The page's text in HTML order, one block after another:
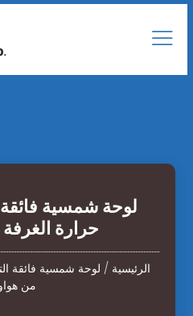
لوحة شمسية
حرارة
الرئيسية / لوحة شمسية فائقة
من